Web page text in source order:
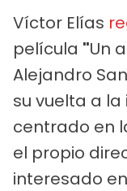
Víctor Elías
película "Un
Alejandro
su vuelta a
centrado en
el propio
interesado